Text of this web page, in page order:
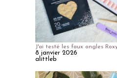
J'ai testé les faux ongles
8 janvier 2026
alittleb